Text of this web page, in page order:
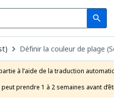
search
Search
Définir la couleur de plage
à l’aide de la traduction
prendre 1 à 2 semaines avant